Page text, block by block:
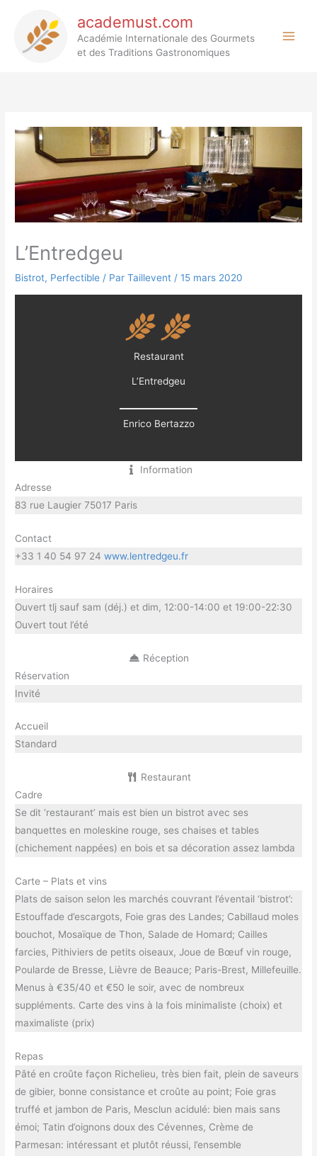
contenu
academust.com
Académie Internationale des Gourmets
et des Traditions Gastronomiques
L’Entredgeu
Bistrot, Perfectible / ParTaillevent/15 mars 2020
Restaurant
L’Entredgeu
Enrico Bertazzo
Information
Adresse
83 rue Laugier 75017 Paris
Contact
+33 1 40 54 97 24www.lentredgeu.fr
Horaires
Ouvert tlj sauf sam (déj.) et dim, 12:00-14:00 et 19:00-22:30
Ouvert tout l’été
Réception
Réservation
Invité
Accueil
Standard
Restaurant
Cadre
Se dit ‘restaurant’ mais est bien un bistrot avec ses
banquettes en moleskine rouge, ses chaises et tables
(chichement nappées) en bois et sa décoration assez lambda
Carte – Plats et vins
Plats de saison selon les marchés couvrant l’éventail ‘bistrot’:
Estouffade d’escargots, Foie gras des Landes; Cabillaud moles
bouchot, Mosaïque de Thon, Salade de Homard; Cailles
farcies, Pithiviers de petits oiseaux, Joue de Bœuf vin rouge,
Poularde de Bresse, Lièvre de Beauce; Paris-Brest, Millefeuille.
Menus à €35/40 et €50 le soir, avec de nombreux
suppléments. Carte des vins à la fois minimaliste (choix) et
maximaliste (prix)
Repas
Pâté en croûte façon Richelieu, très bien fait, plein de saveurs
de gibier, bonne consistance et croûte au point; Foie gras
truffé et jambon de Paris, Mesclun acidulé: bien mais sans
émoi; Tatin d’oignons doux des Cévennes, Crème de
Parmesan: intéressant et plutôt réussi, l’ensemble